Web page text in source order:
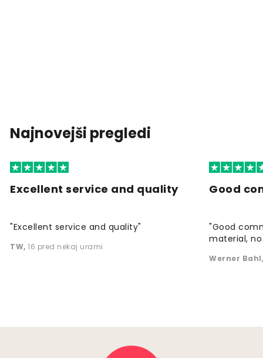
Najnovejši pregledi
Excellent service and quality
"Excellent service and quality"
TW, 16 pred nekaj urami
Good
"Good
material,
Werner Bahl